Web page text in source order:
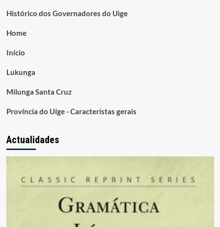
Histórico dos Governadores do Uige
Home
Início
Lukunga
Milunga Santa Cruz
Província do Uíge - Caracteristas gerais
Actualidades